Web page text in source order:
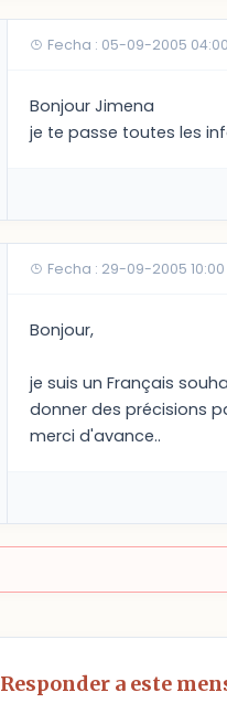
Fecha : 05-09-2005
Bonjour Jimena
je te passe toutes les
Fecha : 29-09-2005
Bonjour,
je suis un Français
donner des précisions
merci d'avance..
Responder a este